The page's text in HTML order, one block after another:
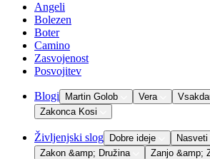
Angeli
Bolezen
Boter
Camino
Zasvojenost
Posvojitev
Blogi Martin Golob Vera
Zakonca Kosi
Življenjski slog Dobre ideje Nasveti
Zakon &amp; Družina
Zanjo &amp;